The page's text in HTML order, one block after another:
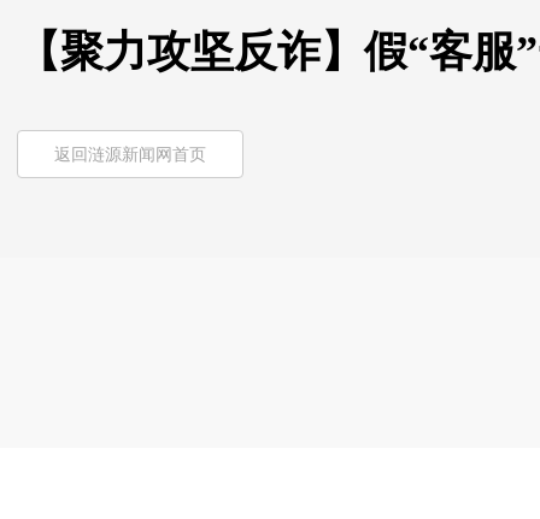
【聚力攻坚反诈】假“客
返回涟源新闻网首页